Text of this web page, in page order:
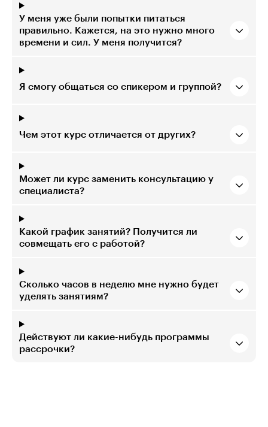
У меня уже были попытки питаться
правильно. Кажется, на это нужно много
времени и сил. У меня получится?
Я смогу общаться со спикером и группой?
Чем этот курс отличается от других?
Может ли курс заменить консультацию у
специалиста?
Какой график занятий? Получится ли
совмещать его с работой?
Сколько часов в неделю мне нужно будет
уделять занятиям?
Действуют ли какие-нибудь программы
рассрочки?